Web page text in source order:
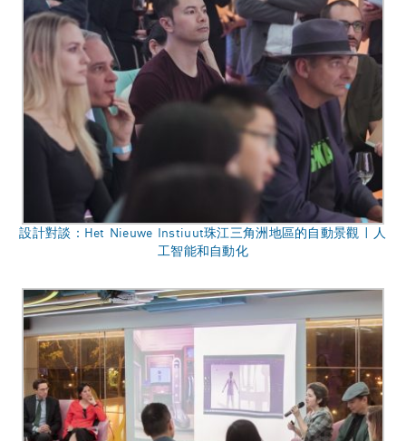
設計對談：Het Nieuwe Instiuut珠江三角洲地區的自動景觀 | 人
工智能和自動化